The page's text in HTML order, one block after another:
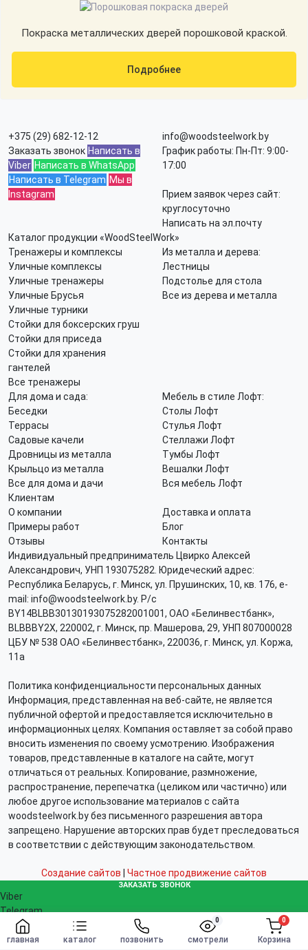
главная каталог смотрели
0
позвонить Корзина
0
Заказать
Покраска металлических дверей порошковой краской.
Подробнее
+375 (29) 682-12-12
Заказать звонок Написать в
Viber Написать в WhatsApp
Написать в Telegram Мы в
Instagram
info@woodsteelwork.by
График работы: Пн-Пт: 9:00-
17:00
Прием заявок через сайт:
круглосуточно
Написать на эл.почту
Каталог продукции «WoodSteelWork»
Тренажеры и комплексы
Уличные комплексы
Уличные тренажеры
Уличные Брусья
Уличные турники
Стойки для боксерских груш
Стойки для приседа
Стойки для хранения
гантелей
Все тренажеры
Из металла и дерева:
Лестницы
Подстолье для стола
Все из дерева и металла
Для дома и сада:
Беседки
Террасы
Садовые качели
Дровницы из металла
Крыльцо из металла
Все для дома и дачи
Мебель в стиле Лофт:
Столы Лофт
Стулья Лофт
Стеллажи Лофт
Тумбы Лофт
Вешалки Лофт
Вся мебель Лофт
Клиентам
О компании
Доставка и оплата
Примеры работ
Блог
Отзывы
Контакты
Индивидуальный предприниматель Цвирко Алексей
Александрович, УНП 193075282. Юридеческий адрес:
Республика Беларусь, г. Минск, ул. Прушинских, 10, кв. 176, e-
mail: info@woodsteelwork.by. Р/с
BY14BLBB30130193075282001001, ОАО «Белинвестбанк»,
BLBBBY2X, 220002, г. Минск, пр. Машерова, 29, УНП 807000028
ЦБУ № 538 ОАО «Белинвестбанк», 220036, г. Минск, ул. Коржа,
11а
Политика конфиденциальности персональных данных
Информация, представленная на веб-сайте, не является
публичной офертой и предоставляется исключительно в
информационных целях. Компания оставляет за собой право
вносить изменения по своему усмотрению. Изображения
товаров, представленные в каталоге на сайте, могут
отличаться от реальных. Копирование, размножение,
распространение, перепечатка (целиком или частично) или
любое другое использование материалов с сайта
woodsteelwork.by без письменного разрешения автора
запрещено. Нарушение авторских прав будет преследоваться
в соответствии с действующим законодательством.
Создание сайтов Частное продвижение сайтов
ЗАКАЗАТЬ ЗВОНОК
Viber
Telegram
WhatsApp
info@woodsteelwork.by